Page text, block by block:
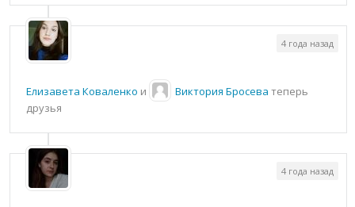
Елизавета Коваленко и Виктория Бросева теперь
друзья
4 года назад
4 года назад